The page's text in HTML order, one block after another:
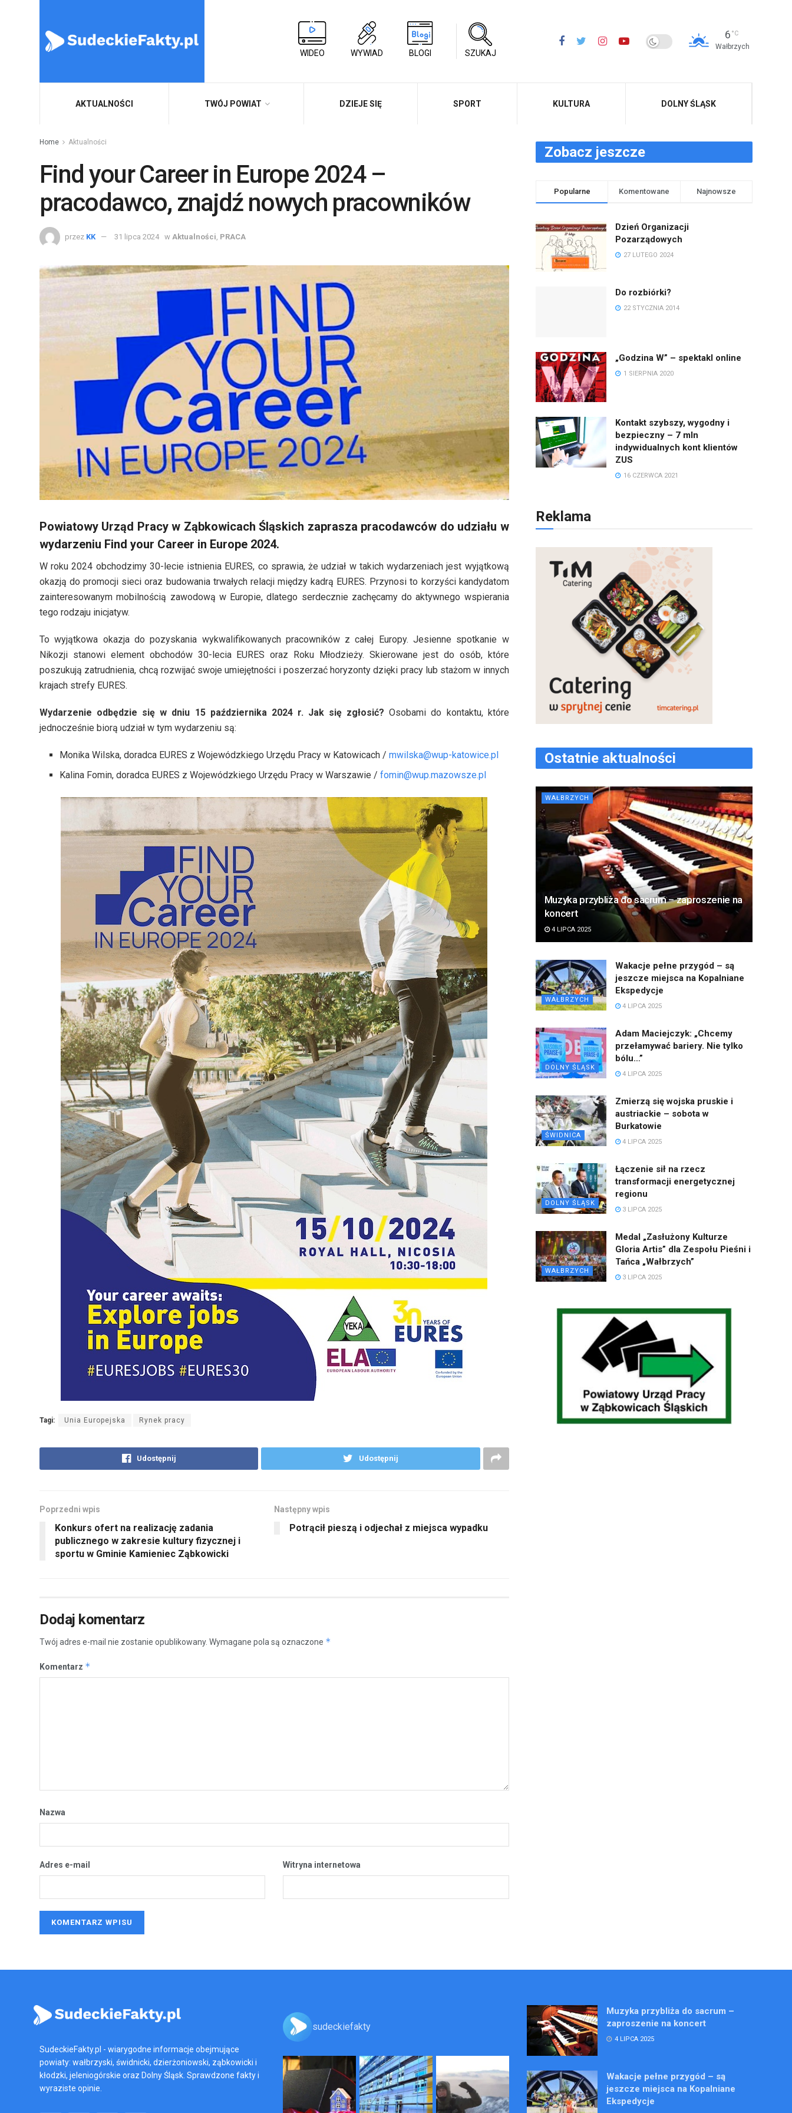
WIDEO WYWIAD BLOGI SZUKAJ
6 °C
Wałbrzych
AKTUALNOŚCI TWÓJ POWIAT DZIEJE SIĘ SPORT KULTURA DOLNY ŚLĄSK
Home Aktualności
Find your Career in Europe 2024 –
pracodawco, znajdź nowych pracowników
przez KK 31 lipca 2024 w Aktualności PRACA
Powiatowy Urząd Pracy w Ząbkowicach Śląskich zaprasza pracodawców do udziału w
wydarzeniu Find your Career in Europe 2024.
W roku 2024 obchodzimy 30-lecie istnienia EURES, co sprawia, że udział w takich wydarzeniach jest wyjątkową
okazją do promocji sieci oraz budowania trwałych relacji między kadrą EURES. Przynosi to korzyści kandydatom
zainteresowanym mobilnością zawodową w Europie, dlatego serdecznie zachęcamy do aktywnego wspierania
tego rodzaju inicjatyw.
To wyjątkowa okazja do pozyskania wykwalifikowanych pracowników z całej Europy. Jesienne spotkanie w
Nikozji stanowi element obchodów 30-lecia EURES oraz Roku Młodzieży. Skierowane jest do osób, które
poszukują zatrudnienia, chcą rozwijać swoje umiejętności i poszerzać horyzonty dzięki pracy lub stażom w innych
krajach strefy EURES.
Wydarzenie odbędzie się w dniu 15 października 2024 r. Jak się zgłosić? Osobami do kontaktu, które
jednocześnie biorą udział w tym wydarzeniu są:
Monika Wilska, doradca EURES z Wojewódzkiego Urzędu Pracy w Katowicach /mwilska@wup-katowice.pl
Kalina Fomin, doradca EURES z Wojewódzkiego Urzędu Pracy w Warszawie /fomin@wup.mazowsze.pl
Tagi: Unia Europejska Rynek pracy
Udostępnij Udostępnij
Poprzedni wpis
Konkurs ofert na realizację zadania
publicznego w zakresie kultury fizycznej i
sportu w Gminie Kamieniec Ząbkowicki
Następny wpis
Potrącił pieszą i odjechał z miejsca wypadku
Dodaj komentarz
Twój adres e-mail nie zostanie opublikowany. Wymagane pola są oznaczone *
Komentarz *
Nazwa
Adres e-mail Witryna internetowa
Zobacz jeszcze
Popularne Komentowane Najnowsze
Dzień Organizacji
Pozarządowych
27 LUTEGO 2024
Do rozbiórki?
22 STYCZNIA 2014
„Godzina W” – spektakl online
1 SIERPNIA 2020
Kontakt szybszy, wygodny i
bezpieczny – 7 mln
indywidualnych kont klientów
ZUS
16 CZERWCA 2021
Reklama
Ostatnie aktualności
WAŁBRZYCH
Muzyka przybliża do sacrum – zaproszenie na
koncert
4 LIPCA 2025
WAŁBRZYCH
Wakacje pełne przygód – są
jeszcze miejsca na Kopalniane
Ekspedycje
4 LIPCA 2025
DOLNY ŚLĄSK
Adam Maciejczyk: „Chcemy
przełamywać bariery. Nie tylko
bólu…”
4 LIPCA 2025
ŚWIDNICA
Zmierzą się wojska pruskie i
austriackie – sobota w
Burkatowie
4 LIPCA 2025
DOLNY ŚLĄSK
Łączenie sił na rzecz
transformacji energetycznej
regionu
3 LIPCA 2025
WAŁBRZYCH
Medal „Zasłużony Kulturze
Gloria Artis” dla Zespołu Pieśni i
Tańca „Wałbrzych”
3 LIPCA 2025
SudeckieFakty.pl - wiarygodne informacje obejmujące
powiaty: wałbrzyski, świdnicki, dzierżoniowski, ząbkowicki i
kłodzki, jeleniogórskie oraz Dolny Śląsk. Sprawdzone fakty i
wyraziste opinie.
sudeckiefakty
Muzyka przybliża do sacrum –
zaproszenie na koncert
4 LIPCA 2025
Wakacje pełne przygód – są
jeszcze miejsca na Kopalniane
Ekspedycje